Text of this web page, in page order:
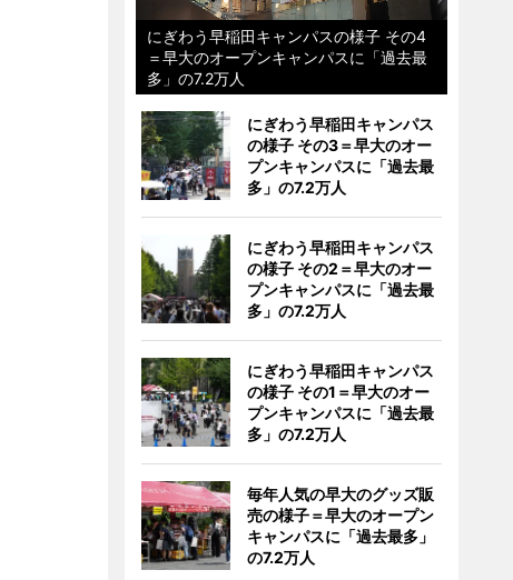
にぎわう早稲田キャンパスの様子 その4
＝早大のオープンキャンパスに「過去最
多」の7.2万人
にぎわう早稲田キャンパス
の様子 その3＝早大のオー
プンキャンパスに「過去最
多」の7.2万人
にぎわう早稲田キャンパス
の様子 その2＝早大のオー
プンキャンパスに「過去最
多」の7.2万人
にぎわう早稲田キャンパス
の様子 その1＝早大のオー
プンキャンパスに「過去最
多」の7.2万人
毎年人気の早大のグッズ販
売の様子＝早大のオープン
キャンパスに「過去最多」
の7.2万人